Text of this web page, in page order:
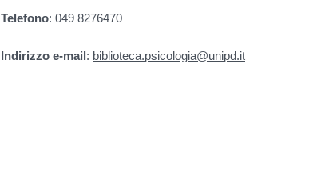
Telefono: 049 8276470
Indirizzo e-mail : biblioteca.psicologia@unipd.it